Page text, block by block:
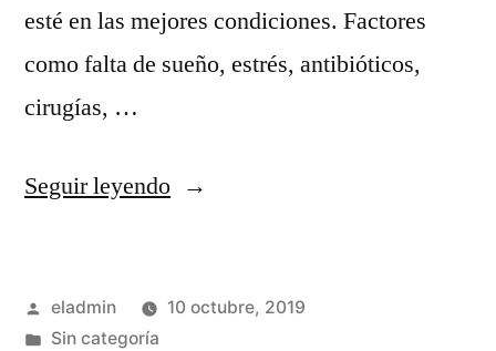
esté en las mejores condiciones. Factores
como falta de sueño, estrés, antibióticos,
cirugías, …
Seguir leyendo«Microbiota»
Publicado
por
eladmin
10 octubre, 2019
Publicado
Sin categoría